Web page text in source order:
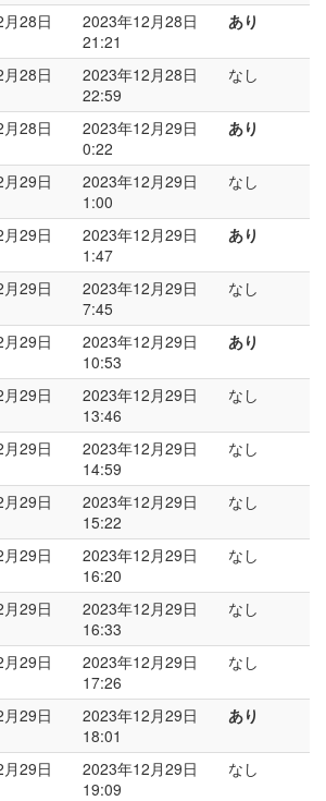
28日
2023年12月28日
21:21
あり
28日
2023年12月28日
22:59
なし
28日
2023年12月29日
0:22
あり
29日
2023年12月29日
1:00
なし
29日
2023年12月29日
1:47
あり
29日
2023年12月29日
7:45
なし
29日
2023年12月29日
10:53
あり
29日
2023年12月29日
13:46
なし
29日
2023年12月29日
14:59
なし
29日
2023年12月29日
15:22
なし
29日
2023年12月29日
16:20
なし
29日
2023年12月29日
16:33
なし
29日
2023年12月29日
17:26
なし
29日
2023年12月29日
18:01
あり
29日
2023年12月29日
19:09
なし